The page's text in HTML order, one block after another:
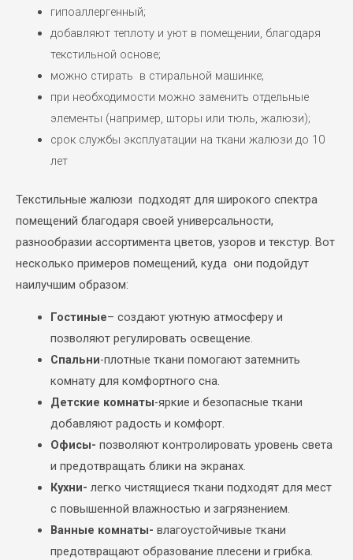
гипоаллергенный;
добавляют теплоту и уют в помещении, благодаря
текстильной основе;
можно стирать в стиральной машинке;
при необходимости можно заменить отдельные
элементы (например, шторы или тюль, жалюзи);
срок службы эксплуатации на ткани жалюзи до 10
лет
Текстильные жалюзи подходят для широкого спектра
помещений благодаря своей универсальности,
разнообразии ассортимента цветов, узоров и текстур. Вот
несколько примеров помещений, куда они подойдут
наилучшим образом:
Гостиные– создают уютную атмосферу и
позволяют регулировать освещение.
Спальни-плотные ткани помогают затемнить
комнату для комфортного сна.
Детские комнаты-яркие и безопасные ткани
добавляют радость и комфорт.
Офисы- позволяют контролировать уровень света
и предотвращать блики на экранах.
Кухни- легко чистящиеся ткани подходят для мест
с повышенной влажностью и загрязнением.
Ванные комнаты- влагоустойчивые ткани
предотвращают образование плесени и грибка.